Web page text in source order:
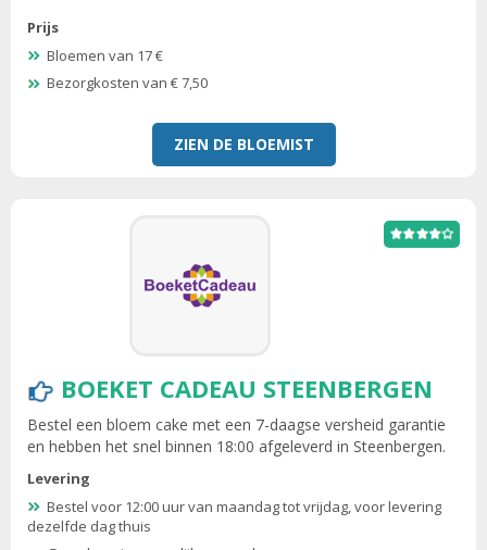
Prijs
Bloemen van 17 €
Bezorgkosten van € 7,50
ZIEN DE BLOEMIST
BOEKET CADEAU STEENBERGEN
Bestel een bloem cake met een 7-daagse versheid garantie
en hebben het snel binnen 18:00 afgeleverd in Steenbergen.
Levering
Bestel voor 12:00 uur van maandag tot vrijdag, voor levering
dezelfde dag thuis